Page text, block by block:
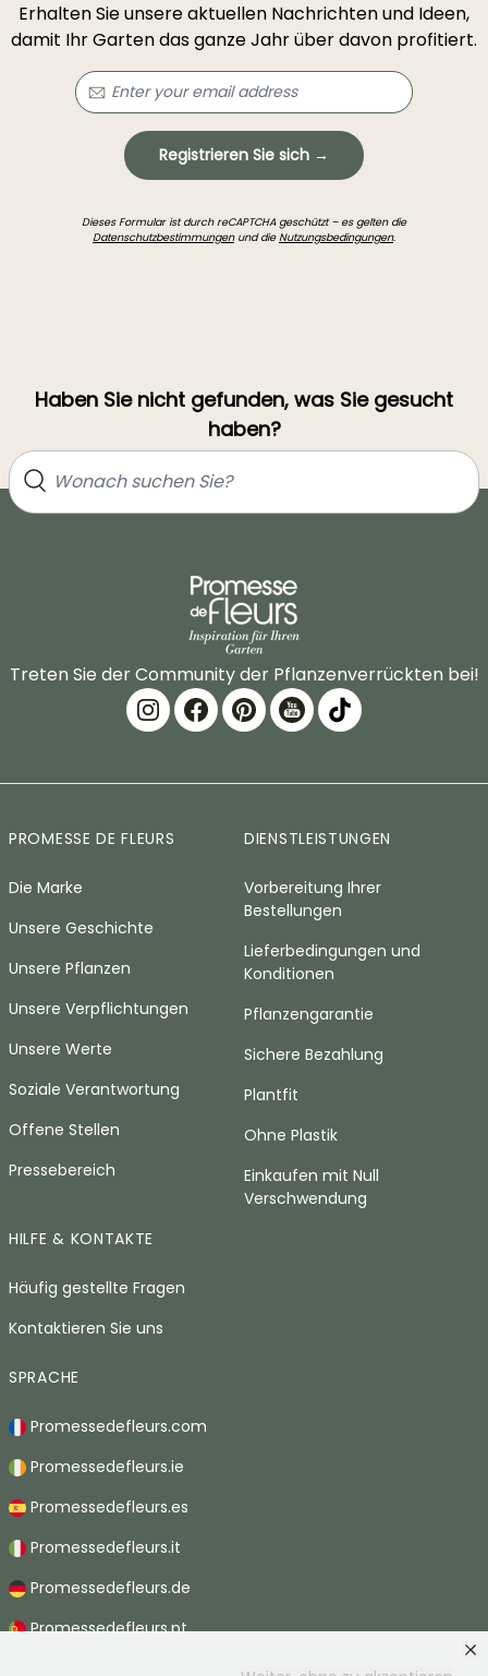
Erhalten Sie unsere aktuellen Nachrichten und Ideen,
damit Ihr Garten das ganze Jahr über davon profitiert.
Registrieren Sie sich →
Dieses Formular ist durch reCAPTCHA geschützt – es gelten die
Datenschutzbestimmungenund dieNutzungsbedingungen.
Haben Sie nicht gefunden, was Sie gesucht
haben?
Treten Sie der Community der Pflanzenverrückten bei!
PROMESSE DE FLEURS
Die Marke
Unsere Geschichte
Unsere Pflanzen
Unsere Verpflichtungen
Unsere Werte
Soziale Verantwortung
Offene Stellen
Pressebereich
DIENSTLEISTUNGEN
Vorbereitung Ihrer
Bestellungen
Lieferbedingungen und
Konditionen
Pflanzengarantie
Sichere Bezahlung
Plantfit
Ohne Plastik
Einkaufen mit Null
Verschwendung
HILFE & KONTAKTE
Häufig gestellte Fragen
Kontaktieren Sie uns
SPRACHE
Promessedefleurs.com
Promessedefleurs.ie
Promessedefleurs.es
Promessedefleurs.it
Promessedefleurs.de
Promessedefleurs.pt